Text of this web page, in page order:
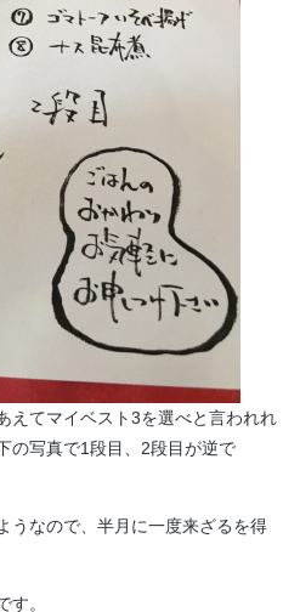
えてマイベスト3を選べと言われれ
写真で1段目、2段目が逆で
うなので、半月に一度来ざるを得
す。